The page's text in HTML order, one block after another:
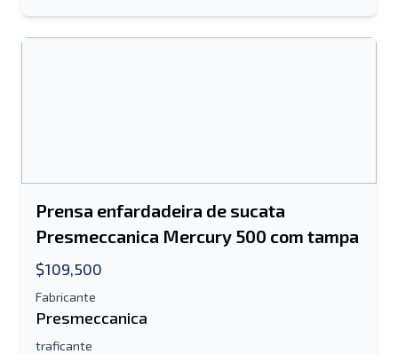
Prensa enfardadeira de sucata
Presmeccanica Mercury 500 com tampa
$109,500
Fabricante
Presmeccanica
traficante